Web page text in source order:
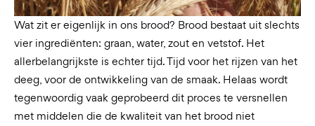
Wat zit er eigenlijk in ons brood? Brood bestaat uit slechts
vier ingrediënten: graan, water, zout en vetstof. Het
allerbelangrijkste is echter tijd. Tijd voor het rijzen van het
deeg, voor de ontwikkeling van de smaak. Helaas wordt
tegenwoordig vaak geprobeerd dit proces te versnellen
met middelen die de kwaliteit van het brood niet